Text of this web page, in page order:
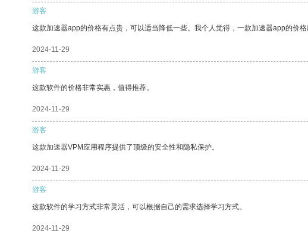
游客
这款加速器app的价格有点贵，可以适当降低一些。我个人觉得，一款加速器app的价格
2024-11-29
游客
这款软件的价格非常实惠，值得推荐。
2024-11-29
游客
这款加速器VPM应用程序提供了顶级的安全性和隐私保护。
2024-11-29
游客
这款软件的学习方式非常灵活，可以根据自己的需求选择学习方式。
2024-11-29